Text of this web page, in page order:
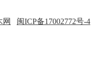
网 闽ICP备17002772号-4